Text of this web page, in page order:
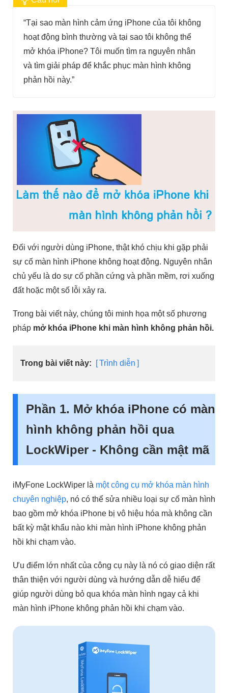
“Tại sao màn hình cảm ứng iPhone của tôi không
hoạt động bình thường và tại sao tôi không thể
mở khóa iPhone? Tôi muốn tìm ra nguyên nhân
và tìm giải pháp để khắc phục màn hình không
phản hồi này.”
Đối với người dùng iPhone, thật khó chịu khi gặp phải
sự cố màn hình iPhone không hoạt động. Nguyên nhân
chủ yếu là do sự cố phần cứng và phần mềm, rơi xuống
đất hoặc một số lỗi xảy ra.
Trong bài viết này, chúng tôi minh họa một số phương
pháp mở khóa iPhone khi màn hình không phản hồi.
Trong bài viết này: Trình diễn
Phần 1. Mở khóa iPhone có màn
hình không phản hồi qua
LockWiper - Không cần mật mã
iMyFone LockWiper là một công cụ mở khóa màn hình
chuyên nghiệp, nó có thể sửa nhiều loại sự cố màn hình
bao gồm mở khóa iPhone bị vô hiệu hóa mà không cần
bất kỳ mật khẩu nào khi màn hình iPhone không phản
hồi khi chạm vào.
Ưu điểm lớn nhất của công cụ này là nó có giao diện rất
thân thiện với người dùng và hướng dẫn dễ hiểu để
giúp người dùng bỏ qua khóa màn hình ngay cả khi
màn hình iPhone không phản hồi khi chạm vào.